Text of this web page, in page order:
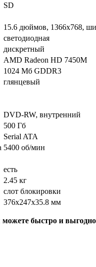
SD
15.6 дюймов, 1366x768,
светодиодная
дискретный
AMD Radeon HD 7450M
1024 Мб GDDR3
глянцевый
DVD-RW, внутренний
500 Гб
Serial ATA
5400 об/мин
есть
2.45 кг
слот блокировки
376x247x35.8 мм
быстро и